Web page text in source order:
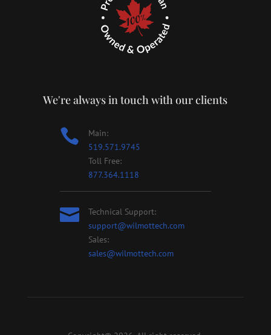
We're always in touch with our clients

Main:
519.571.9745
Toll Free:
877.364.1118

Technical Support:
support@wilmottech.com
Sales:
sales@wilmottech.com